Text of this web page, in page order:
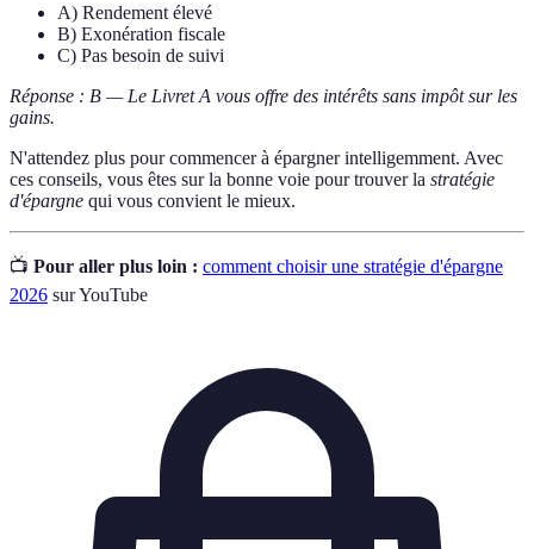
A) Rendement élevé
B) Exonération fiscale
C) Pas besoin de suivi
Réponse : B — Le Livret A vous offre des intérêts sans impôt sur les
gains.
N'attendez plus pour commencer à épargner intelligemment. Avec
ces conseils, vous êtes sur la bonne voie pour trouver la stratégie
d'épargne qui vous convient le mieux.
📺 Pour aller plus loin : comment choisir une stratégie d'épargne
2026 sur YouTube